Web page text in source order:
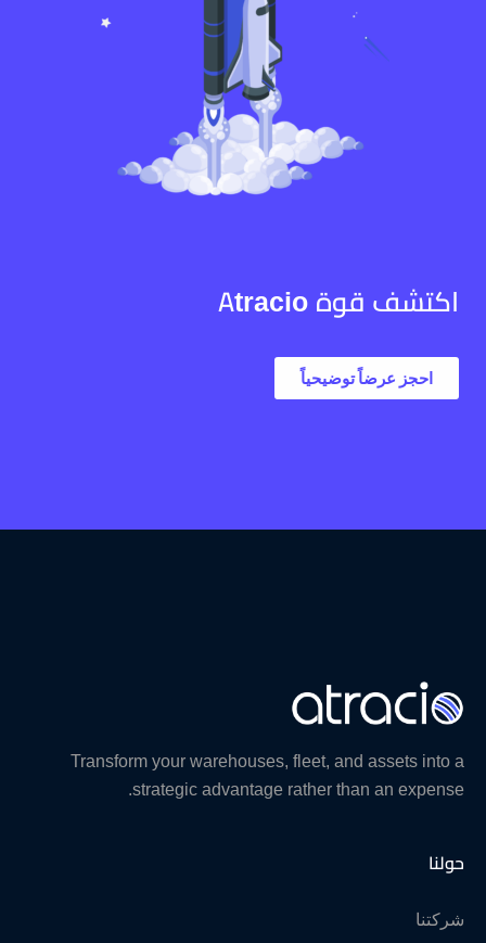
اكتشف قوة Atracio
احجز عرضاً توضيحياً
Transform your warehouses, fleet, and assets into a
strategic advantage rather than an expense.
حولنا
شركتنا